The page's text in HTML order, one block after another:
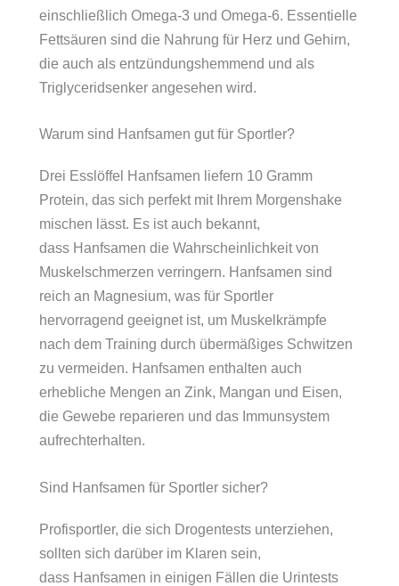
einschließlich Omega-3 und Omega-6. Essentielle
Fettsäuren sind die Nahrung für Herz und Gehirn,
die auch als entzündungshemmend und als
Triglyceridsenker angesehen wird.
Warum sind Hanfsamen gut für Sportler?
Drei Esslöffel Hanfsamen liefern 10 Gramm
Protein, das sich perfekt mit Ihrem Morgenshake
mischen lässt. Es ist auch bekannt,
dass Hanfsamen die Wahrscheinlichkeit von
Muskelschmerzen verringern. Hanfsamen sind
reich an Magnesium, was für Sportler
hervorragend geeignet ist, um Muskelkrämpfe
nach dem Training durch übermäßiges Schwitzen
zu vermeiden. Hanfsamen enthalten auch
erhebliche Mengen an Zink, Mangan und Eisen,
die Gewebe reparieren und das Immunsystem
aufrechterhalten.
Sind Hanfsamen für Sportler sicher?
Profisportler, die sich Drogentests unterziehen,
sollten sich darüber im Klaren sein,
dass Hanfsamen in einigen Fällen die Urintests